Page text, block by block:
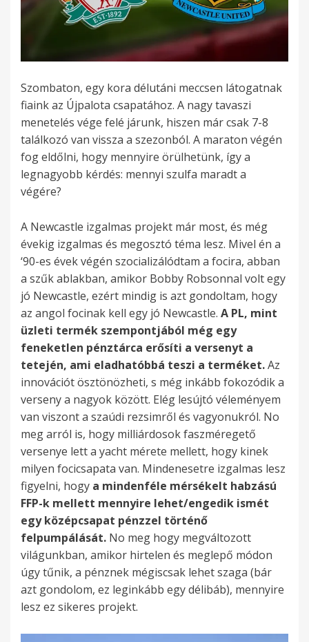
Szombaton, egy kora délutáni meccsen látogatnak
fiaink az Újpalota csapatához. A nagy tavaszi
menetelés vége felé járunk, hiszen már csak 7-8
találkozó van vissza a szezonból. A maraton végén
fog eldőlni, hogy mennyire örülhetünk, így a
legnagyobb kérdés: mennyi szulfa maradt a
végére?
A Newcastle izgalmas projekt már most, és még
évekig izgalmas és megosztó téma lesz. Mivel én a
‘90-es évek végén szocializálódtam a focira, abban
a szűk ablakban, amikor Bobby Robsonnal volt egy
jó Newcastle, ezért mindig is azt gondoltam, hogy
az angol focinak kell egy jó Newcastle. A PL, mint
üzleti termék szempontjából még egy
feneketlen pénztárca erősíti a versenyt a
tetején, ami eladhatóbbá teszi a terméket.Az
innovációt ösztönözheti, s még inkább fokozódik a
verseny a nagyok között. Elég lesújtó véleményem
van viszont a szaúdi rezsimről és vagyonukról. No
meg arról is, hogy milliárdosok faszméregető
versenye lett a yacht mérete mellett, hogy kinek
milyen focicsapata van. Mindenesetre izgalmas lesz
figyelni, hogy a mindenféle mérsékelt habzású
FFP-k mellett mennyire lehet/engedik ismét
egy középcsapat pénzzel történő
felpumpálását. No meg hogy megváltozott
világunkban, amikor hirtelen és meglepő módon
úgy tűnik, a pénznek mégiscsak lehet szaga (bár
azt gondolom, ez leginkább egy délibáb), mennyire
lesz ez sikeres projekt.